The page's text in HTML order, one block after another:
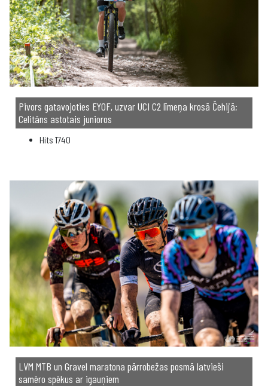
Pivors gatavojoties EYOF, uzvar UCI C2 līmeņa krosā Čehijā;
Celitāns astotais junioros
Hits 1740
LVM MTB un Gravel maratona pārrobežas posmā latvieši
samēro spēkus ar igauņiem